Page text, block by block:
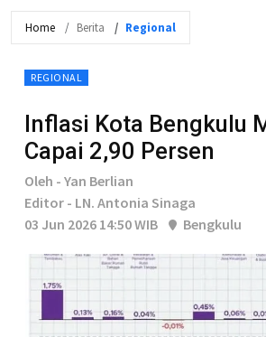
Home Berita Regional
REGIONAL
Inflasi Kota Bengkulu
Capai 2,90 Persen
Oleh - Yan Berlian
Editor - LN. Antonia Sinaga
03 Jun 2026 14:50 WIB
Bengkulu